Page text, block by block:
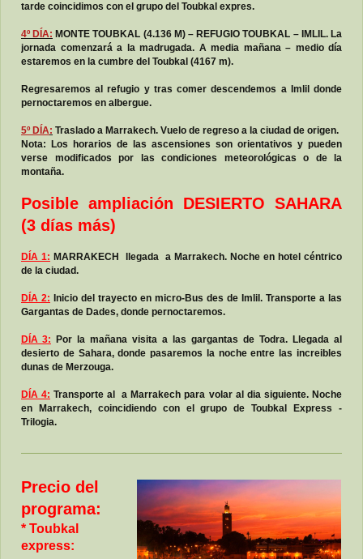
tarde coincidimos con el grupo del Toubkal expres.
4º DÍA: MONTE TOUBKAL (4.136 M) – REFUGIO TOUBKAL – IMLIL. La
jornada comenzará a la madrugada. A media mañana – medio día
estaremos en la cumbre del Toubkal (4167 m).
Regresaremos al refugio y tras comer descendemos a Imlil donde
pernoctaremos en albergue.
5º DÍA: Traslado a Marrakech. Vuelo de regreso a la ciudad de origen.
Nota: Los horarios de las ascensiones son orientativos y pueden
verse modificados por las condiciones meteorológicas o de la
montaña.
Posible ampliación DESIERTO SAHARA
(3 días más)
DÍA 1: MARRAKECH llegada a Marrakech. Noche en hotel céntrico
de la ciudad.
DÍA 2: Inicio del trayecto en micro-Bus des de Imlil. Transporte a las
Gargantas de Dades, donde pernoctaremos.
DÍA 3: Por la mañana visita a las gargantas de Todra. Llegada al
desierto de Sahara, donde pasaremos la noche entre las increibles
dunas de Merzouga.
DÍA 4: Transporte al
a Marrakech para volar al dia siguiente. Noche
en Marrakech, coincidiendo con el grupo de Toubkal Express -
Trilogia.
Precio del
programa:
* Toubkal
express: